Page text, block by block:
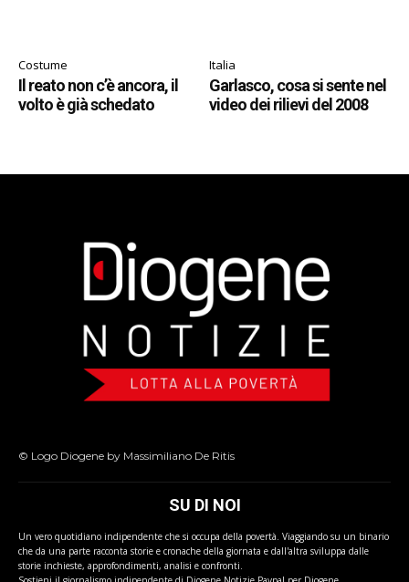
Costume
Il reato non c’è ancora, il
volto è già schedato
Italia
Garlasco, cosa si sente nel
video dei rilievi del 2008
© Logo Diogene by Massimiliano De Ritis
SU DI NOI
Un vero quotidiano indipendente che si occupa della povertà. Viaggiando su un binario
che da una parte racconta storie e cronache della giornata e dall'altra sviluppa dalle
storie inchieste, approfondimenti, analisi e confronti.